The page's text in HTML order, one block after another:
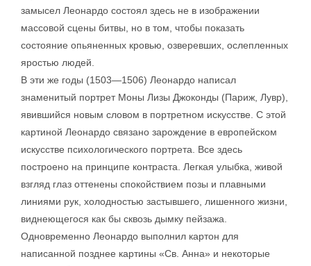
замысел Леонардо состоял здесь не в изображении
массовой сцены битвы, но в том, чтобы показать
состояние опьяненных кровью, озверевших, ослепленных
яростью людей.
В эти же годы (1503—1506) Леонардо написал
знаменитый портрет Моны Лизы Джоконды (Париж, Лувр),
явившийся новым словом в портретном искусстве. С этой
картиной Леонардо связано зарождение в европейском
искусстве психологического портрета. Все здесь
построено на принципе контраста. Легкая улыбка, живой
взгляд глаз оттенены спокойствием позы и плавными
линиями рук, холодностью застывшего, лишенного жизни,
виднеющегося как бы сквозь дымку пейзажа.
Одновременно Леонардо выполнил картон для
написанной позднее картины «Св. Анна» и некоторые